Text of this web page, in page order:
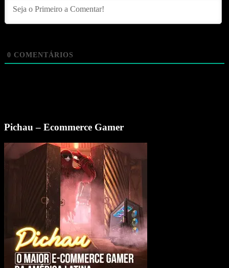
0 COMENTÁRIOS
Pichau – Ecommerce Gamer